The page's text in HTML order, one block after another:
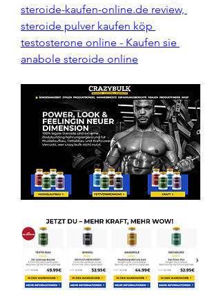
steroide-kaufen-online.de review,
steroide pulver kaufen köp
testosterone online - Kaufen sie
anabole steroide online